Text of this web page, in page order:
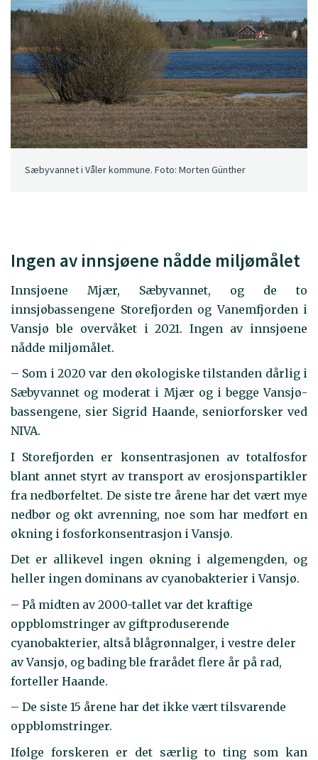
Sæbyvannet i Våler kommune. Foto: Morten Günther
Ingen av innsjøene nådde miljømålet
Innsjøene Mjær, Sæbyvannet, og de to
innsjøbassengene Storefjorden og Vanemfjorden i
Vansjø ble overvåket i 2021. Ingen av innsjøene
nådde miljømålet.
– Som i 2020 var den økologiske tilstanden dårlig i
Sæbyvannet og moderat i Mjær og i begge Vansjø-
bassengene, sier Sigrid Haande, seniorforsker ved
NIVA.
I Storefjorden er konsentrasjonen av totalfosfor
blant annet styrt av transport av erosjonspartikler
fra nedbørfeltet. De siste tre årene har det vært mye
nedbør og økt avrenning, noe som har medført en
økning i fosforkonsentrasjon i Vansjø.
Det er allikevel ingen økning i algemengden, og
heller ingen dominans av cyanobakterier i Vansjø.
– På midten av 2000-tallet var det kraftige
oppblomstringer av giftproduserende
cyanobakterier, altså blågrønnalger, i vestre deler
av Vansjø, og bading ble frarådet flere år på rad,
forteller Haande.
– De siste 15 årene har det ikke vært tilsvarende
oppblomstringer.
Ifølge forskeren er det særlig to ting som kan